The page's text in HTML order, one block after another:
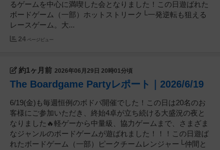
るゲームを中心に満喫した会となりました！この日遊ばれた
ボードゲーム（一部）ホットストリーク└一発逆転も狙える
レースゲーム。大...
24 ページビュー
約1ヶ月前 2026年06月29日 20時01分頃
The Boardgame Partyレポート｜2026/6/19
6/19(金)も毎週恒例のボドパ開催でした！この日は20名のお
客様にご参加いただき、終始4卓が立ち続ける大盛況の夜と
なりました🔥軽ゲーから中量級、協力ゲームまで、さまざま
なジャンルのボードゲームが遊ばれました！！！この日遊ば
れたボードゲーム（一部）ピークチームレンジャー└仲間と